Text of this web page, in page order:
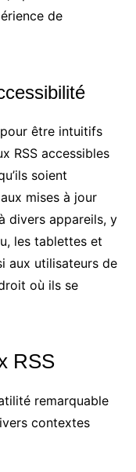
de
être intuitifs
RSS accessibles
soient
mises à jour
divers appareils, y
les tablettes et
aux utilisateurs de
où ils se
RSS
remarquable
contextes